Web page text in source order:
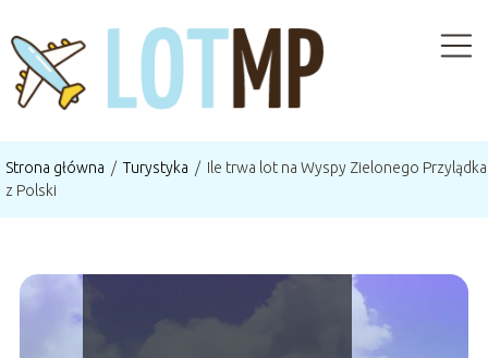
Strona główna / Turystyka / Ile trwa lot na Wyspy Zielonego Przylądka
z Polski